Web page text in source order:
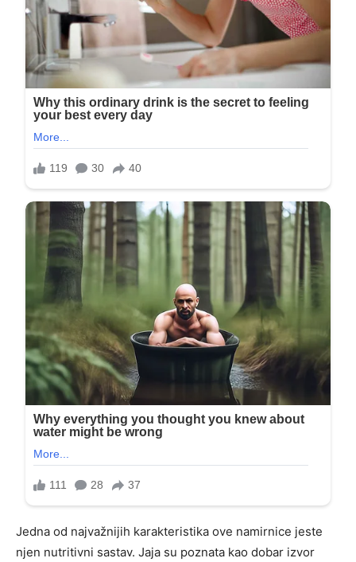
Jedna od najvažnijih karakteristika ove namirnice jeste
njen nutritivni sastav. Jaja su poznata kao dobar izvor